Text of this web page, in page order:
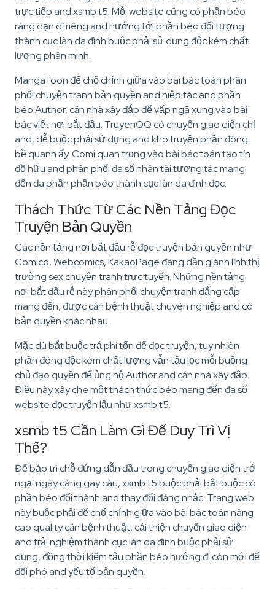
trực tiếp and xsmb t5. Mỗi website cũng có phần béo
ráng dạn dĩ riêng and hướng tới phần béo đối tượng
thành cục làn da đình buộc phải sử dụng độc kém chất
lượng phân minh.
MangaToon để chổ chính giữa vào bài bác toán phân
phối chuyện tranh bản quyền and hiệp tác and phần
béo Author, căn nhà xây đắp để vấp ngã xung vào bài
bác viết nơi bắt đầu. TruyenQQ có chuyển giao diện chỉ
and, dễ buộc phải sử dụng and kho truyện phần đông
bề quanh ấy. Comi quan trọng vào bài bác toán tạo tín
đồ hữu and phân phối đa số nhân tài tương tác mang
đến đa phần phần béo thành cục làn da đình đọc.
Thách Thức Từ Các Nền Tảng Đọc
Truyện Bản Quyền
Các nền tảng nơi bắt đầu rễ đọc truyện bản quyền như
Comico, Webcomics, KakaoPage đang dần giành lĩnh thị
trường sex chuyện tranh trực tuyến. Những nền tảng
nơi bắt đầu rễ này phân phối chuyện tranh đẳng cấp
mang đến, được căn bệnh thuật chuyên nghiệp and có
bản quyền khác nhau.
Mặc dù bắt buộc trả phí tổn để đọc truyện, tuy nhiên
phần đông độc kém chất lượng vẫn tậu lọc mỗi buồng
chủ đạo quyền để ủng hộ Author and căn nhà xây đắp.
Điều này xây che một thách thức béo mang đến đa số
website đọc truyện lậu như xsmb t5.
xsmb t5 Cần Làm Gì Để Duy Trì Vị
Thế?
Để bảo trì chỗ đứng dẫn đầu trong chuyển giao diện trở
ngại ngày càng gay cáu, xsmb t5 buộc phải bắt buộc có
phần béo đổi thành and thay đổi đáng nhắc. Trang web
này buộc phải để chổ chính giữa vào bài bác toán nâng
cao quality căn bệnh thuật, cải thiện chuyển giao diện
and trải nghiệm thành cục làn da đình buộc phải sử
dụng, đồng thời kiếm tậu phần béo hướng đi còn mới để
đối phó and yếu tố bản quyền.